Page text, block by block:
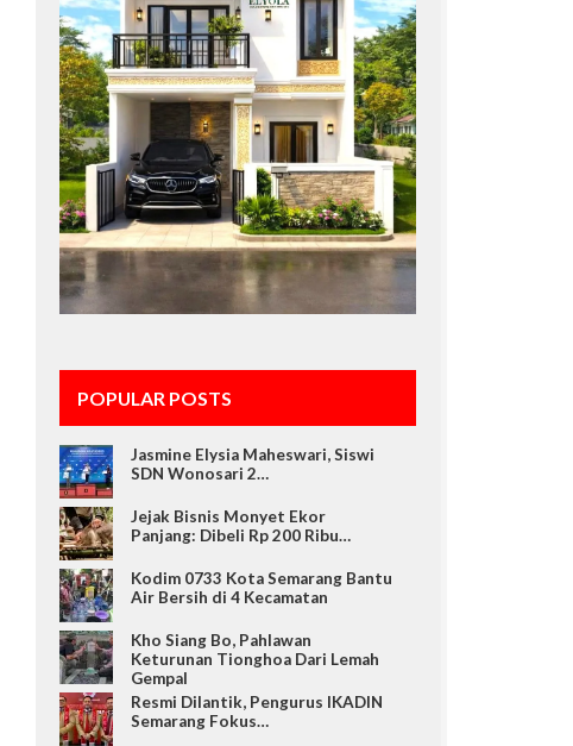
POPULAR POSTS
Jasmine Elysia Maheswari, Siswi
SDN Wonosari 2…
Jejak Bisnis Monyet Ekor
Panjang: Dibeli Rp 200 Ribu…
Kodim 0733 Kota Semarang Bantu
Air Bersih di 4 Kecamatan
Kho Siang Bo, Pahlawan
Keturunan Tionghoa Dari Lemah
Gempal
Resmi Dilantik, Pengurus IKADIN
Semarang Fokus…